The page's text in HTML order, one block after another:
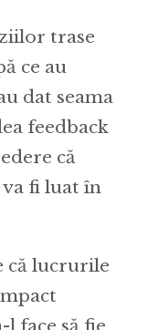
trase
ce au
dat seama
feedback
că
va fi luat în
că lucrurile
face să fie